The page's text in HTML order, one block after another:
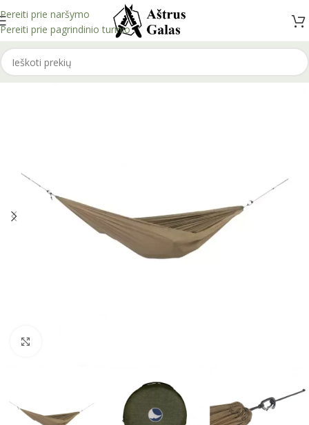
Pereiti prie naršymo
Pereiti prie pagrindinio turinio